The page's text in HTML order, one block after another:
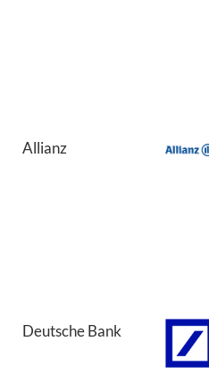
Allianz
Deutsche Bank